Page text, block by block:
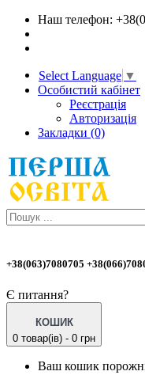
Наш телефон:
Select Language ▼
Особистий кабінет
Реєстрація
Авторизація
Закладки (0)
+38(063)7080705
Є питання?
КОШИК
0 товар(ів) - 0 грн
Ваш кошик